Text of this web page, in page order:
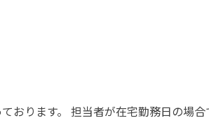
おります。 担当者が在宅勤務日の場